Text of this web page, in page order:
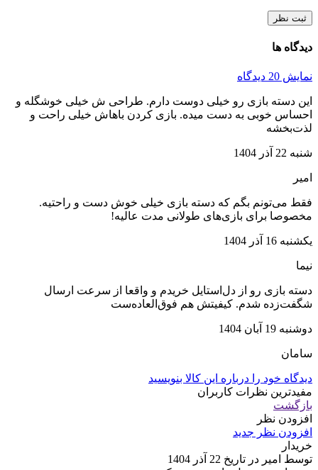
ثبت نظر
دیدگاه ها
نمایش 20 دیدگاه
این دسته بازی رو خیلی دوست دارم. طراحی ش خیلی خوشگله و
احساس خوبی به دست میده. بازی کردن باهاش خیلی راحت و
لذت‌بخشه
شنبه 22 آذر 1404
امیر
فقط می‌تونم بگم که دسته بازی خیلی خوش دست و راحتیه.
مخصوصا برای بازی‌های طولانی مدت عالیه!
یکشنبه 16 آذر 1404
نیما
دسته بازی رو از دل‌استایل خریدم و واقعا از سرعت ارسال
شگفت‌زده شدم. کیفیتش هم فوق‌العاده‌ست
دوشنبه 19 آبان 1404
سامان
دیدگاه خود را درباره این کالا بنویسید
مفیدترین نظرات کاربران
بازگشت
افزودن نظر
افزودن نظر جدید
خریدار
توسط امیر در تاریخ 22 آذر 1404